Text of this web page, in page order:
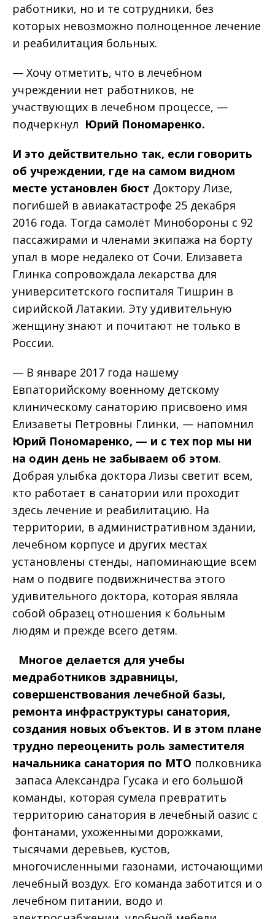
работники, но и те сотрудники, без
которых невозможно полноценное лечение
и реабилитация больных.
— Хочу отметить, что в лечебном
учреждении нет работников, не
участвующих в лечебном процессе, —
подчеркнул Юрий Пономаренко.
И это действительно так, если говорить
об учреждении, где на самом видном
месте установлен бюст Доктору Лизе,
погибшей в авиакатастрофе 25 декабря
2016 года. Тогда самолёт Минобороны с 92
пассажирами и членами экипажа на борту
упал в море недалеко от Сочи. Елизавета
Глинка сопровождала лекарства для
университетского госпиталя Тишрин в
сирийской Латакии. Эту удивительную
женщину знают и почитают не только в
России.
— В январе 2017 года нашему
Евпаторийскому военному детскому
клиническому санаторию присвоено имя
Елизаветы Петровны Глинки, — напомнил
Юрий Пономаренко, — и с тех пор мы ни
на один день не забываем об этом.
Добрая улыбка доктора Лизы светит всем,
кто работает в санатории или проходит
здесь лечение и реабилитацию. На
территории, в административном здании,
лечебном корпусе и других местах
установлены стенды, напоминающие всем
нам о подвиге подвижничества этого
удивительного доктора, которая являла
собой образец отношения к больным
людям и прежде всего детям.
Многое делается для учебы
медработников здравницы,
совершенствования лечебной базы,
ремонта инфраструктуры санатория,
создания новых объектов. И в этом плане
трудно переоценить роль заместителя
начальника санатория по МТО полковника
запаса Александра Гусака и его большой
команды, которая сумела превратить
территорию санатория в лечебный оазис с
фонтанами, ухоженными дорожками,
тысячами деревьев, кустов,
многочисленными газонами, источающими
лечебный воздух. Его команда заботится и о
лечебном питании, водо и